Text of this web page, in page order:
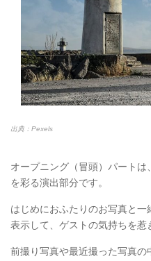
出典：Pexels
オープニング（冒頭）パート
を彩る演出部分です。
はじめにおふたりのお写真と
表示して、ゲストの気持ちを惹
前撮り写真や最近撮った写真